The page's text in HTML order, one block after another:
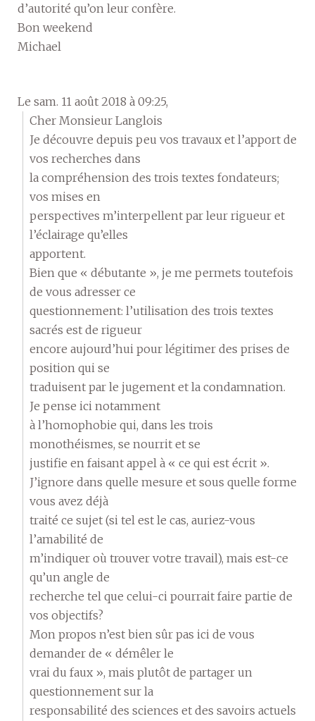
d’autorité qu’on leur confère.
Bon weekend
Michael
Le sam. 11 août 2018 à 09:25,
Cher Monsieur Langlois
Je découvre depuis peu vos travaux et l’apport de
vos recherches dans
la compréhension des trois textes fondateurs;
vos mises en
perspectives m’interpellent par leur rigueur et
l’éclairage qu’elles
apportent.
Bien que « débutante », je me permets toutefois
de vous adresser ce
questionnement: l’utilisation des trois textes
sacrés est de rigueur
encore aujourd’hui pour légitimer des prises de
position qui se
traduisent par le jugement et la condamnation.
Je pense ici notamment
à l’homophobie qui, dans les trois
monothéismes, se nourrit et se
justifie en faisant appel à « ce qui est écrit ».
J’ignore dans quelle mesure et sous quelle forme
vous avez déjà
traité ce sujet (si tel est le cas, auriez-vous
l’amabilité de
m’indiquer où trouver votre travail), mais est-ce
qu’un angle de
recherche tel que celui-ci pourrait faire partie de
vos objectifs?
Mon propos n’est bien sûr pas ici de vous
demander de « démêler le
vrai du faux », mais plutôt de partager un
questionnement sur la
responsabilité des sciences et des savoirs actuels